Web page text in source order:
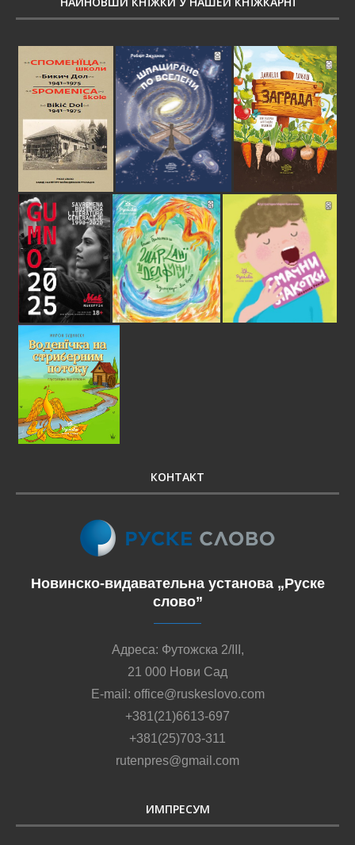
КОНТАКТ
Новинско-видавательна установа „Руске
слово”
Адреса: Футожска 2/III,
21 000 Нови Сад
E-mail: office@ruskeslovo.com
+381(21)6613-697
+381(25)703-311
rutenpres@gmail.com
ИМПРЕСУМ